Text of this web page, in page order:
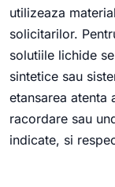
utilizeaza
solicitarilor.
solutiile lichide
sintetice sau
etansarea atenta
racordare sau
indicate, si